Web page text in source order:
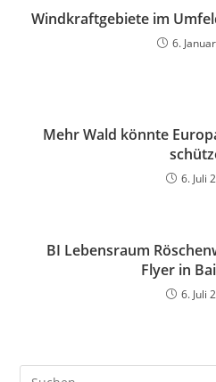
Windkraftgebiete im
6.
Mehr Wald könnte
6. Juli
BI Lebensraum
Flyer in
6. Juli